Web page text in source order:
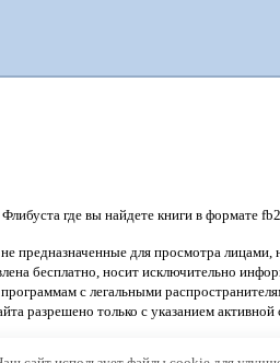
где вы найдете книги в формате
предназначенные для просмотра лицами,
бесплатно, носит исключительно
с легальными
разрешено только с указанием активной